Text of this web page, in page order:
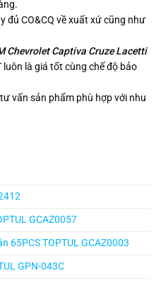
đủ CO&CQ về xuất xứ cũng như
Chevrolet Captiva Cruze Lacetti
là giá tốt cùng chế độ bảo
vấn sản phẩm phù hợp với nhu
GCAZ0057
65PCS TOPTUL GCAZ0003
GPN-043C